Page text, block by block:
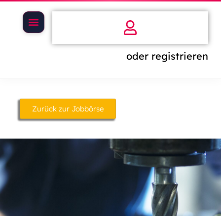
oder registrieren
Zurück zur Jobbörse